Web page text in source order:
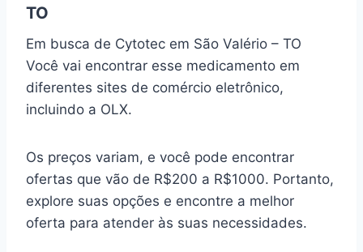
TO
Em busca de Cytotec em São Valério – TO
Você vai encontrar esse medicamento em
diferentes sites de comércio eletrônico,
incluindo a OLX.
Os preços variam, e você pode encontrar
ofertas que vão de R$200 a R$1000. Portanto,
explore suas opções e encontre a melhor
oferta para atender às suas necessidades.